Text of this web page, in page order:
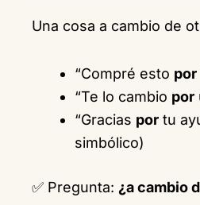
Una cosa a cambio de
“Compré esto por
“Te lo cambio por
“Gracias por tu
simbólico)
✅ Pregunta: ¿a cambio